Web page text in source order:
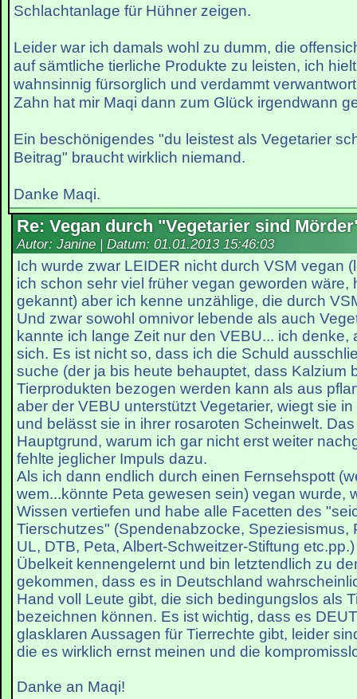
Schlachtanlage für Hühner zeigen.
Leider war ich damals wohl zu dumm, die
auf sämtliche tierliche Produkte zu leisten, ich
wahnsinnig fürsorglich und verdammt
Zahn hat mir Maqi dann zum Glück irgendwann
Ein beschönigendes "du leistest als Vegetarier
Beitrag" braucht wirklich niemand.
Danke Maqi.
Re: Vegan durch "Vegetarier sind
Autor: Janine | Datum: 01.01.2013 15:46:03
Ich wurde zwar LEIDER nicht durch VSM vegan
ich schon sehr viel früher vegan geworden wäre,
gekannt) aber ich kenne unzählige, die durch
Und zwar sowohl omnivor lebende als auch
kannte ich lange Zeit nur den VEBU... ich denke,
sich. Es ist nicht so, dass ich die Schuld
suche (der ja bis heute behauptet, dass Kalzium
Tierprodukten bezogen werden kann als aus
aber der VEBU unterstützt Vegetarier, wiegt sie
und belässt sie in ihrer rosaroten Scheinwelt.
Hauptgrund, warum ich gar nicht erst weiter
fehlte jeglicher Impuls dazu.
Als ich dann endlich durch einen Fernsehspott
wem...könnte Peta gewesen sein) vegan wurde,
Wissen vertiefen und habe alle Facetten des
Tierschutzes" (Spendenabzocke, Speziesismus,
UL, DTB, Peta, Albert-Schweitzer-Stiftung
Übelkeit kennengelernt und bin letztendlich zu
gekommen, dass es in Deutschland
Hand voll Leute gibt, die sich bedingungslos als
bezeichnen können. Es ist wichtig, dass es
glasklaren Aussagen für Tierrechte gibt, leider
die es wirklich ernst meinen und die
Danke an Maqi!